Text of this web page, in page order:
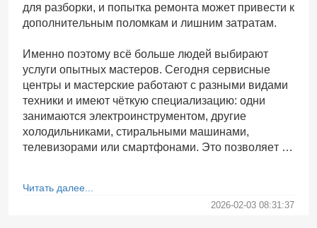
для разборки, и попытка ремонта может привести к
дополнительным поломкам и лишним затратам.
Именно поэтому всё больше людей выбирают
услуги опытных мастеров. Сегодня сервисные
центры и мастерские работают с разными видами
техники и имеют чёткую специализацию: одни
занимаются электроинструментом, другие
холодильниками, стиральными машинами,
телевизорами или смартфонами. Это позволяет …
Читать далее...
2026-02-03 08:31:37